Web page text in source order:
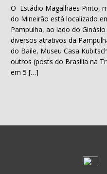
O Estádio Magalhães Pinto,
do Mineirão está localizado
Pampulha, ao lado do
diversos atrativos da
do Baile, Museu Casa
outros (posts do Brasília na
em 5 […]